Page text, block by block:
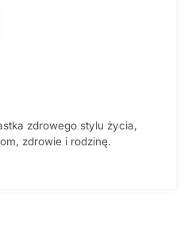
zdrowego stylu życia,
zdrowie i rodzinę.